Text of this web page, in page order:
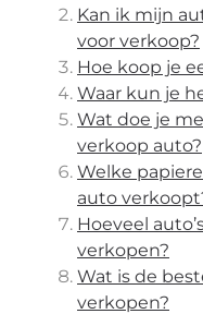
Kan ik mijn
voor verkoop?
Hoe koop je
Waar kun je
Wat doe je
verkoop auto?
Welke
auto
Hoeveel
verkopen?
Wat is de
verkopen?